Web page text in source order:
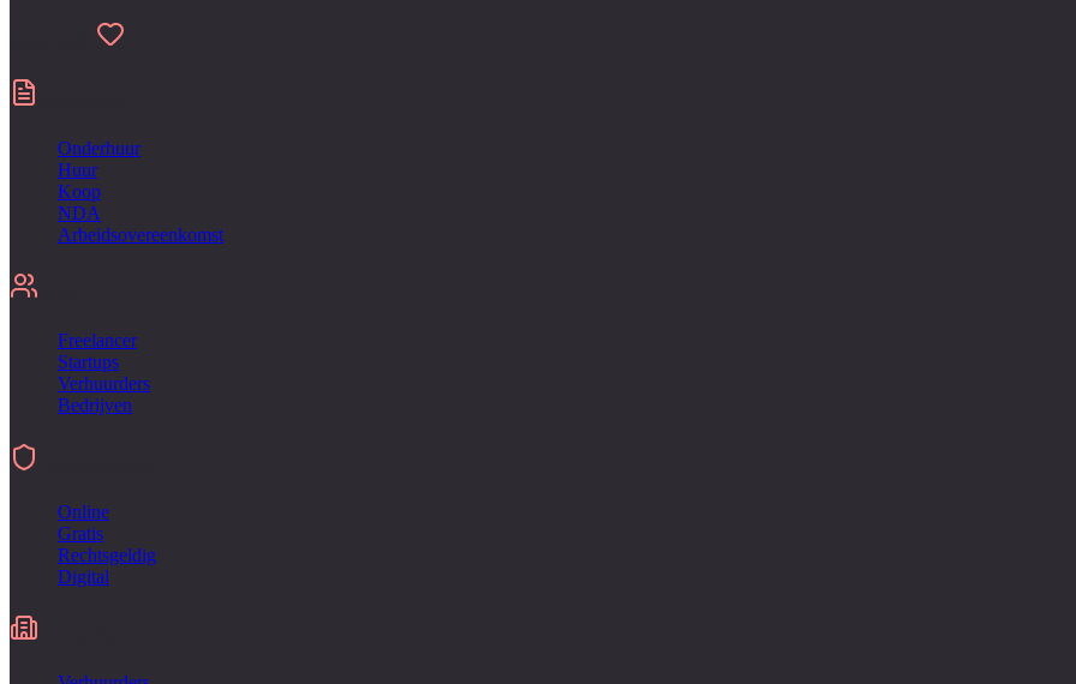
Onderhuur
Huur
Koop
NDA
Arbeidsovereenkomst
Freelancer
Startups
Verhuurders
Bedrijven
Online
Gratis
Rechtsgeldig
Digital